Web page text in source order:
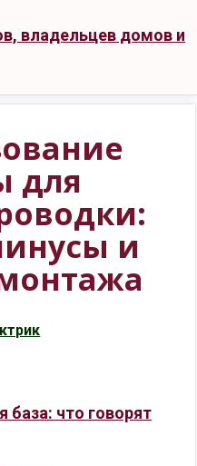
для
и
база: что говорят